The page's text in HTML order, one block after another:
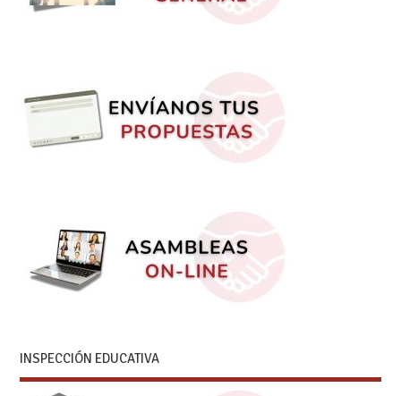
INSPECCIÓN EDUCATIVA